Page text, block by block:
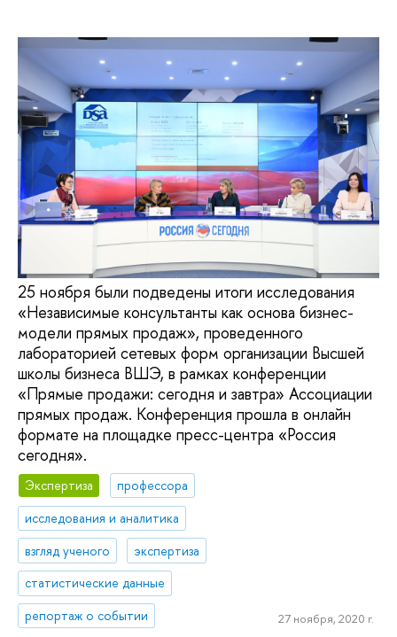
25 ноября были подведены итоги исследования
«Независимые консультанты как основа бизнес-
модели прямых продаж», проведенного
лабораторией сетевых форм организации Высшей
школы бизнеса ВШЭ, в рамках конференции
«Прямые продажи: сегодня и завтра» Ассоциации
прямых продаж. Конференция прошла в онлайн
формате на площадке пресс-центра «Россия
сегодня».
Экспертиза
профессора
исследования и аналитика
взгляд ученого
экспертиза
статистические данные
репортаж о событии
27 ноября, 2020 г.